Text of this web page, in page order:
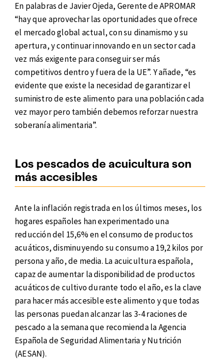
En palabras de Javier Ojeda, Gerente de APROMAR
“hay que aprovechar las oportunidades que ofrece
el mercado global actual, con su dinamismo y su
apertura, y continuar innovando en un sector cada
vez más exigente para conseguir ser más
competitivos dentro y fuera de la UE”. Y añade, “es
evidente que existe la necesidad de garantizar el
suministro de este alimento para una población cada
vez mayor pero también debemos reforzar nuestra
soberanía alimentaria”.
Los pescados de acuicultura son
más accesibles
Ante la inflación registrada en los últimos meses, los
hogares españoles han experimentado una
reducción del 15,6% en el consumo de productos
acuáticos, disminuyendo su consumo a 19,2 kilos por
persona y año, de media. La acuicultura española,
capaz de aumentar la disponibilidad de productos
acuáticos de cultivo durante todo el año, es la clave
para hacer más accesible este alimento y que todas
las personas puedan alcanzar las 3-4 raciones de
pescado a la semana que recomienda la Agencia
Española de Seguridad Alimentaria y Nutrición
(AESAN).